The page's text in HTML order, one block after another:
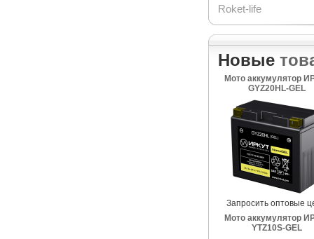
Roket-life
Новые
Мото аккумулятор
GYZ20HL-GEL
Запросить оптовые
Мото аккумулятор
YTZ10S-GEL